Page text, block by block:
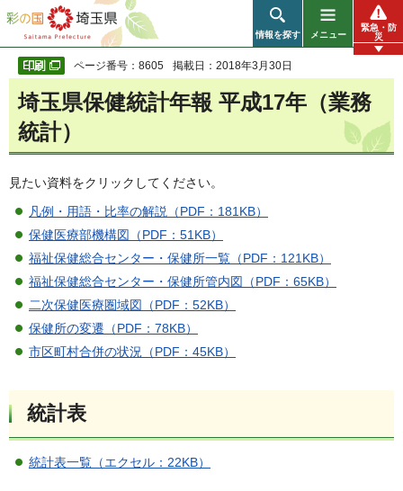
彩の国 埼玉県
情報を探す メニュー
緊急・防
災
ページ番号：8605 掲載日：2018年3月30日
埼玉県保健統計年報 平成17年（業務
統計）
見たい資料をクリックしてください。
凡例・用語・比率の解説（PDF：181KB）
保健医療部機構図（PDF：51KB）
福祉保健総合センター・保健所一覧（PDF：121KB）
福祉保健総合センター・保健所管内図（PDF：65KB）
二次保健医療圏域図（PDF：52KB）
保健所の変遷（PDF：78KB）
市区町村合併の状況（PDF：45KB）
統計表
統計表一覧（エクセル：22KB）